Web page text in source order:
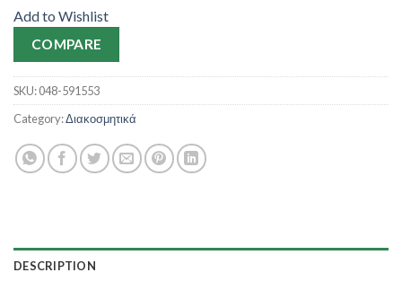
Add to Wishlist
COMPARE
SKU:048-591553
Category:Διακοσμητικά
DESCRIPTION